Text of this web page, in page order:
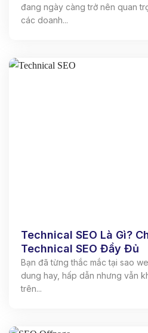
đang ngày càng trở nên quan
các doanh...
Technical SEO Là Gì?
Technical SEO Đầy Đủ
Bạn đã từng thắc mắc tại sao
dung hay, hấp dẫn nhưng vẫn
trên...